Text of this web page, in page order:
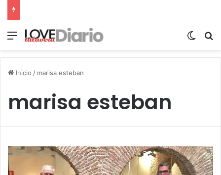
Menú
Inicio / marisa esteban
marisa esteban